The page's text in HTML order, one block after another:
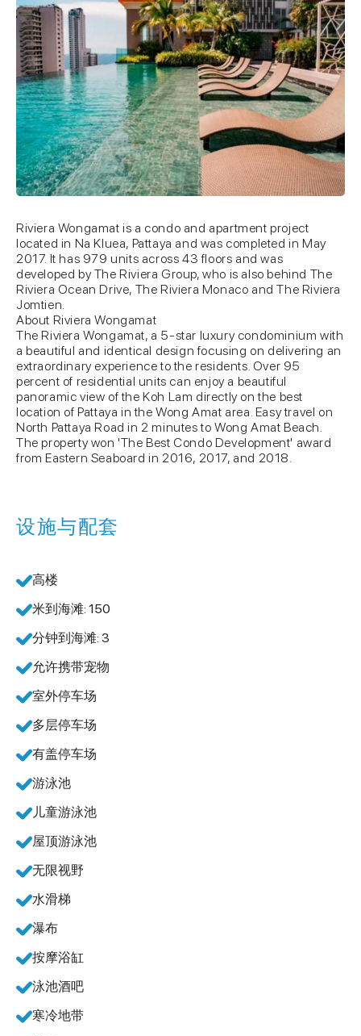
Riviera Wongamat is a condo and apartment project
located in Na Kluea, Pattaya and was completed in May
2017. It has 979 units across 43 floors and was
developed by The Riviera Group, who is also behind The
Riviera Ocean Drive, The Riviera Monaco and The Riviera
Jomtien.
About Riviera Wongamat
The Riviera Wongamat, a 5-star luxury condominium with
a beautiful and identical design focusing on delivering an
extraordinary experience to the residents. Over 95
percent of residential units can enjoy a beautiful
panoramic view of the Koh Lam directly on the best
location of Pattaya in the Wong Amat area. Easy travel on
North Pattaya Road in 2 minutes to Wong Amat Beach.
The property won 'The Best Condo Development' award
from Eastern Seaboard in 2016, 2017, and 2018.
设施与配套
高楼
米到海滩: 150
分钟到海滩: 3
允许携带宠物
室外停车场
多层停车场
有盖停车场
游泳池
儿童游泳池
屋顶游泳池
无限视野
水滑梯
瀑布
按摩浴缸
泳池酒吧
寒冷地带